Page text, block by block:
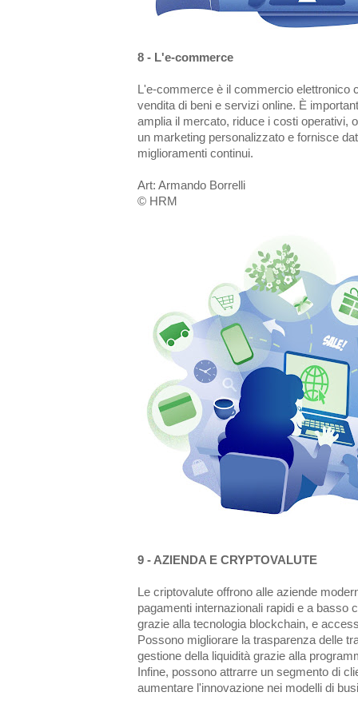
8 - L'e-commerce
L'e-commerce è il commercio elettronico
vendita di beni e servizi online. È
amplia il mercato, riduce i costi operativi,
un marketing personalizzato e fornisce
miglioramenti continui.
Art: Armando Borrelli
© HRM
9 - AZIENDA E CRYPTOVALUTE
Le criptovalute offrono alle aziende
pagamenti internazionali rapidi e a basso
grazie alla tecnologia blockchain, e
Possono migliorare la trasparenza delle
gestione della liquidità grazie alla
Infine, possono attrarre un segmento di
aumentare l'innovazione nei modelli di